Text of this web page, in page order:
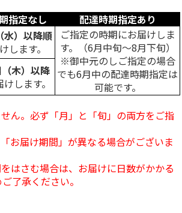
＞辛子明太
＜お中元＞保存に便
利 小分け切り落と
5.0 （2）
2,950円
＜お中元＞博
いち 辛子明
5.0（1）
指定なし
配達時期指定あり
水）以降順
します。
ご指定の時期にお届けしま
す。（6月中旬～8月下旬）
※御中元のしご指定の場合
でも6月中の配達時期指定は
可能です。
木）以降
します。
ん。必ず「月」と「旬」の両方をご指
お届け期間」が異なる場合がございま
はさむ場合は、お届けに日数がかかる
ご了承ください。